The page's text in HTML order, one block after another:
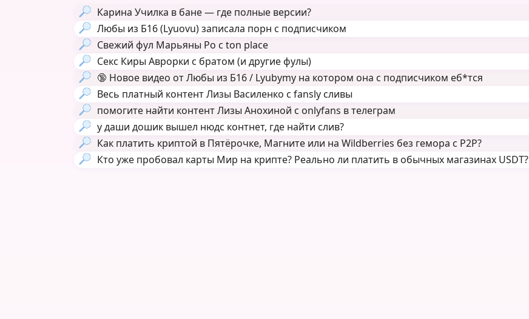
Карина Училка в бане — где полные версии?
Любы из Б16 (Lyuovu) записала порн с подписчиком
Свежий фул Марьяны Ро с ton place
Секс Киры Аврорки с братом (и другие фулы)
🔞 Новое видео от Любы из Б16 / Lyubymy на котором она с подписчиком еб*тся
Весь платный контент Лизы Василенко с fansly сливы
помогите найти контент Лизы Анохиной с onlyfans в телеграм
у даши дошик вышел нюдс контнет, где найти слив?
Как платить криптой в Пятёрочке, Магните или на Wildberries без гемора с P2P?
Кто уже пробовал карты Мир на крипте? Реально ли платить в обычных магазинах USDT?